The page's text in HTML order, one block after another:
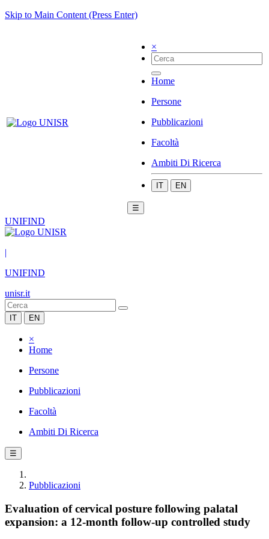
Skip to Main Content (Press Enter)
×
Home
Persone
Pubblicazioni
Facoltà
Ambiti Di Ricerca
IT EN
☰
UNIFIND
|
UNIFIND
unisr.it
IT EN
×
Home
Persone
Pubblicazioni
Facoltà
Ambiti Di Ricerca
☰
Pubblicazioni
Evaluation of cervical posture following palatal
expansion: a 12-month follow-up controlled study